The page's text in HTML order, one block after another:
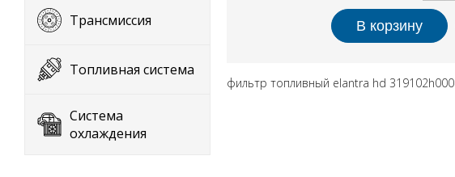
Трансмиссия
Топливная система
Система
охлаждения
фильтр топливный elantra hd 319102h000